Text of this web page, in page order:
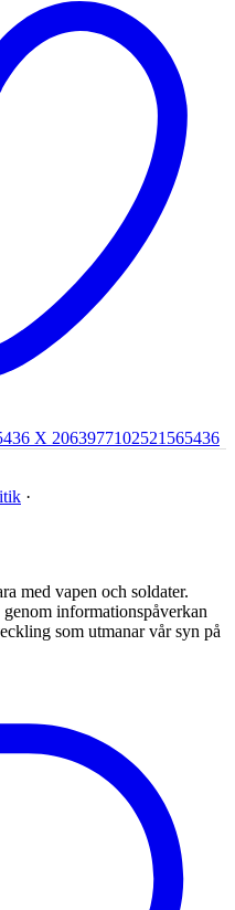
X 2063977102521565436
·
med vapen och soldater.
informationspåverkan
som utmanar vår syn på